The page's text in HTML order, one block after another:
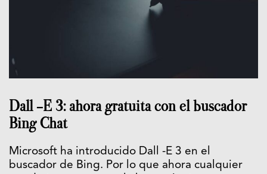
Dall -E 3: ahora gratuita con el buscador
Bing Chat
Microsoft ha introducido Dall -E 3 en el
buscador de Bing. Por lo que ahora cualquier